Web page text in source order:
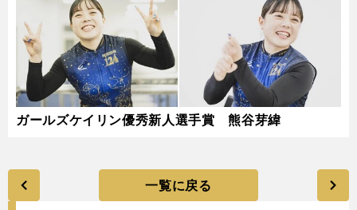
ガールズケイリン優秀新人選手賞 熊谷芽緯
一覧に戻る